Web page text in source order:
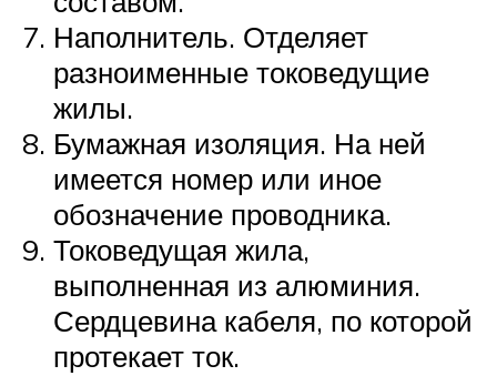
Наполнитель. Отделяет
разноименные токоведущие
жилы.
Бумажная изоляция. На ней
имеется номер или иное
обозначение проводника.
Токоведущая жила,
выполненная из алюминия.
Сердцевина кабеля, по которой
протекает ток.